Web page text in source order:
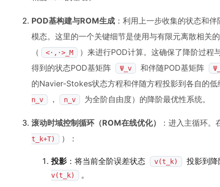
POD基构建与ROM生成 ：利用上一步收集的状态和
模态。这里的一个关键细节是使用与有限元离散相关
（
<·,·>_M
）来进行POD计算。这确保了降阶过程
得到的状态POD基矩阵
Ψ_v 和伴随POD基矩阵
的Navier-Stokes状态方程和伴随方程投影到各自的
n_v ， n_v 为全阶自由度）的降阶最优性系统。
滚动时域控制循环（ROM在线优化） ：进入主循环
t_k+T) ）：
投影 ：将当前全阶误差状态 v(t_k) 投影到
v(t_k)
。